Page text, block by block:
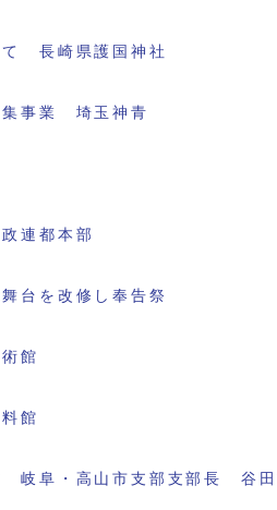
長崎県護国神社
集事業 埼玉神青
連都本部
台を改修し奉告祭
館
館
岐阜・高山市支部支部長 谷田